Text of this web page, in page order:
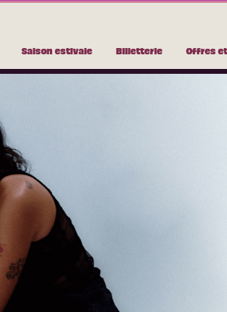
Saison estivale Billetterie Offres